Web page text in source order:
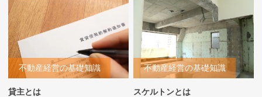
不動産経営の基礎知識
貸主とは
不動産経営の基礎知識
スケルトンとは